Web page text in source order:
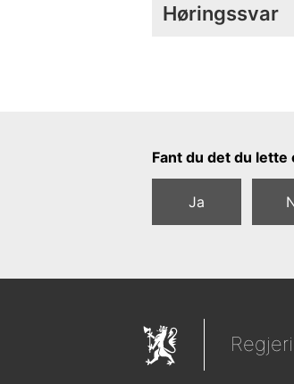
Høringssvar
Tilbakemeldingsskjema
Fant du det du lette
Ja